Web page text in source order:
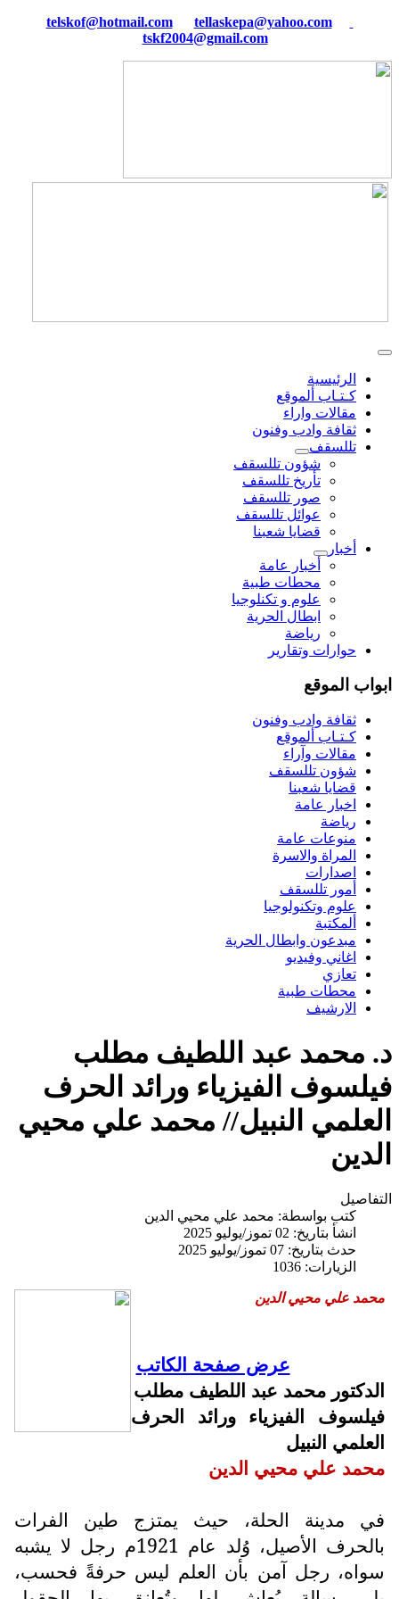
tellaskepa@yahoo.com
tskf2004@gmail.com
الرئيسية
كـتـاب ألموقع
مقالات واراء
ثقافة وادب وفنون
تللسقف
شؤون تللسقف
تأريخ تللسقف
صور تللسقف
عوائل تللسقف
قضايا شعبنا
أخبار
أخبار عامة
محطات طبية
علوم و تکنلوجیا
ابطال الحرية
رياضة
حوارات وتقارير
ابواب الموقع
ثقافة وادب وفنون
كـتـاب ألموقع
مقالات وآراء
شؤون تللسقف
قضايا شعبنا
اخبار عامة
رياضة
منوعات عامة
المراة والاسرة
اصدارات
أمور تللسقف
علوم وتكنولوجيا
ألمكتبة
مبدعون وابطال الحرية
اغاني وفيديو
تعازي
محطات طبية
الارشيف
د. محمد عبد اللطيف مطلب
فيلسوف الفيزياء ورائد الحرف
العلمي النبيل// محمد علي محيي
الدين
التفاصيل
كتب بواسطة: محمد علي محيي الدين
انشأ بتاريخ: 02 تموز/يوليو 2025
حدث بتاريخ: 07 تموز/يوليو 2025
الزيارات: 1036
محمد علي محيي الدين
عرض صفحة الكاتب
الدكتور محمد عبد اللطيف مطلب
فيلسوف الفيزياء ورائد الحرف
العلمي النبيل
محمد علي محيي الدين
في مدينة الحلة، حيث يمتزج طين الفرات
بالحرف الأصيل، وُلد عام 1921م رجل لا يشبه
سواه، رجل آمن بأن العلم ليس حرفةً فحسب،